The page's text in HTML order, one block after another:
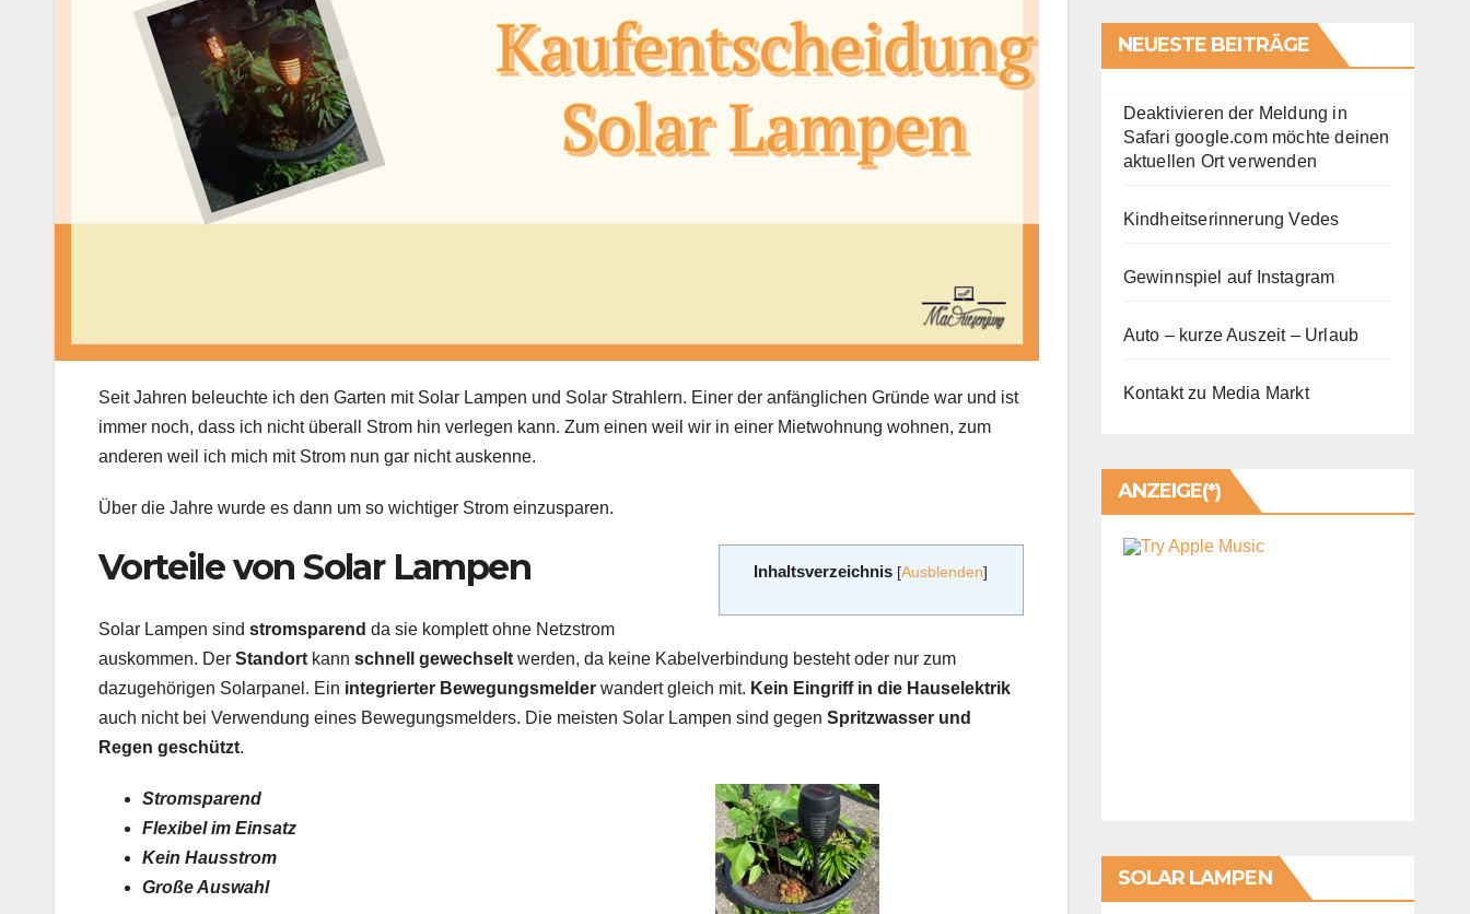
Seit Jahren beleuchte ich den Garten mit Solar Lampen und Solar Strahlern. Einer der anfänglichen Gründe war und ist
immer noch, dass ich nicht überall Strom hin verlegen kann. Zum einen weil wir in einer Mietwohnung wohnen, zum
anderen weil ich mich mit Strom nun gar nicht auskenne.
Über die Jahre wurde es dann um so wichtiger Strom einzusparen.
Inhaltsverzeichnis [Ausblenden]
Vorteile von Solar Lampen
Solar Lampen sind stromsparend da sie komplett ohne Netzstrom
auskommen. Der Standort kann schnell gewechselt werden, da keine Kabelverbindung besteht oder nur zum
dazugehörigen Solarpanel. Ein integrierter Bewegungsmelder wandert gleich mit. Kein Eingriff in die Hauselektrik
auch nicht bei Verwendung eines Bewegungsmelders. Die meisten Solar Lampen sind gegen Spritzwasser und
Regen geschützt.
Stromsparend
Flexibel im Einsatz
Kein Hausstrom
Große Auswahl
NEUESTE BEITRÄGE
Deaktivieren der Meldung in
Safari google.com möchte deinen
aktuellen Ort verwenden
Kindheitserinnerung Vedes
Gewinnspiel auf Instagram
Auto – kurze Auszeit – Urlaub
Kontakt zu Media Markt
ANZEIGE(*)
SOLAR LAMPEN